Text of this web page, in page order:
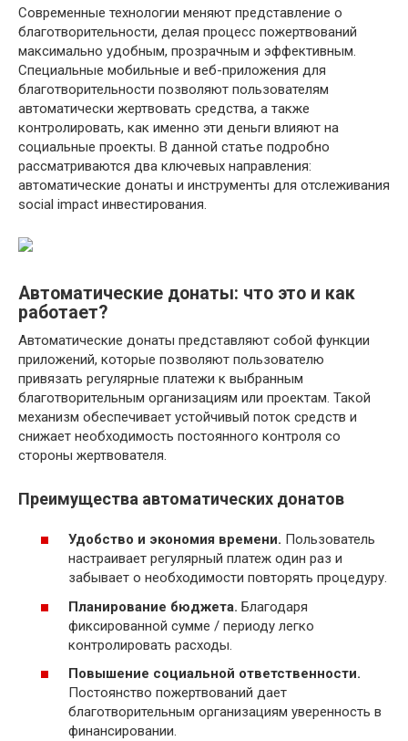
Современные технологии меняют представление о
благотворительности, делая процесс пожертвований
максимально удобным, прозрачным и эффективным.
Специальные мобильные и веб-приложения для
благотворительности позволяют пользователям
автоматически жертвовать средства, а также
контролировать, как именно эти деньги влияют на
социальные проекты. В данной статье подробно
рассматриваются два ключевых направления:
автоматические донаты и инструменты для отслеживания
social impact инвестирования.
Автоматические донаты: что это и как
работает?
Автоматические донаты представляют собой функции
приложений, которые позволяют пользователю
привязать регулярные платежи к выбранным
благотворительным организациям или проектам. Такой
механизм обеспечивает устойчивый поток средств и
снижает необходимость постоянного контроля со
стороны жертвователя.
Преимущества автоматических донатов
Удобство и экономия времени. Пользователь
настраивает регулярный платеж один раз и
забывает о необходимости повторять процедуру.
Планирование бюджета. Благодаря
фиксированной сумме / периоду легко
контролировать расходы.
Повышение социальной ответственности.
Постоянство пожертвований дает
благотворительным организациям уверенность в
финансировании.